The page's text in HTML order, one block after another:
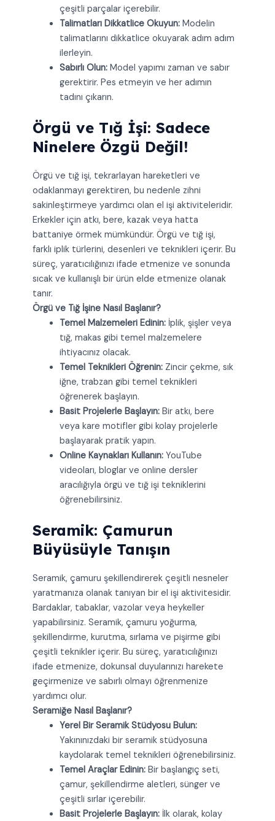
çeşitli parçalar içerebilir.
Talimatları Dikkatlice Okuyun:Modelin
talimatlarını dikkatlice okuyarak adım adım
ilerleyin.
Sabırlı Olun:Model yapımı zaman ve sabır
gerektirir. Pes etmeyin ve her adımın
tadını çıkarın.
Örgü ve Tığ İşi: Sadece
Ninelere Özgü Değil!
Örgü ve tığ işi, tekrarlayan hareketleri ve
odaklanmayı gerektiren, bu nedenle zihni
sakinleştirmeye yardımcı olan el işi aktiviteleridir.
Erkekler için atkı, bere, kazak veya hatta
battaniye örmek mümkündür. Örgü ve tığ işi,
farklı iplik türlerini, desenleri ve teknikleri içerir. Bu
süreç, yaratıcılığınızı ifade etmenize ve sonunda
sıcak ve kullanışlı bir ürün elde etmenize olanak
tanır.
Örgü ve Tığ İşine Nasıl Başlanır?
Temel Malzemeleri Edinin:İplik, şişler veya
tığ, makas gibi temel malzemelere
ihtiyacınız olacak.
Temel Teknikleri Öğrenin:Zincir çekme, sık
iğne, trabzan gibi temel teknikleri
öğrenerek başlayın.
Basit Projelerle Başlayın:Bir atkı, bere
veya kare motifler gibi kolay projelerle
başlayarak pratik yapın.
Online Kaynakları Kullanın:YouTube
videoları, bloglar ve online dersler
aracılığıyla örgü ve tığ işi tekniklerini
öğrenebilirsiniz.
Seramik: Çamurun
Büyüsüyle Tanışın
Seramik, çamuru şekillendirerek çeşitli nesneler
yaratmanıza olanak tanıyan bir el işi aktivitesidir.
Bardaklar, tabaklar, vazolar veya heykeller
yapabilirsiniz. Seramik, çamuru yoğurma,
şekillendirme, kurutma, sırlama ve pişirme gibi
çeşitli teknikler içerir. Bu süreç, yaratıcılığınızı
ifade etmenize, dokunsal duyularınızı harekete
geçirmenize ve sabırlı olmayı öğrenmenize
yardımcı olur.
Seramiğe Nasıl Başlanır?
Yerel Bir Seramik Stüdyosu Bulun:
Yakınınızdaki bir seramik stüdyosuna
kaydolarak temel teknikleri öğrenebilirsiniz.
Temel Araçlar Edinin:Bir başlangıç seti,
çamur, şekillendirme aletleri, sünger ve
çeşitli sırlar içerebilir.
Basit Projelerle Başlayın:İlk olarak, kolay